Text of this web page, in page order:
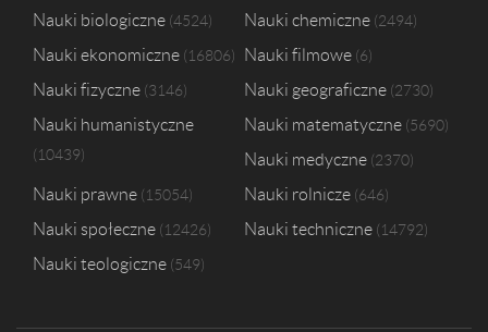
Nauki biologiczne 4524 Nauki chemiczne 2494
Nauki ekonomiczne 16806 Nauki filmowe 6
Nauki fizyczne 3146 Nauki geograficzne 2730
Nauki humanistyczne
10439
Nauki matematyczne 5690
Nauki medyczne 2370
Nauki prawne 15054 Nauki rolnicze 646
Nauki społeczne 12426 Nauki techniczne 14792
Nauki teologiczne 549